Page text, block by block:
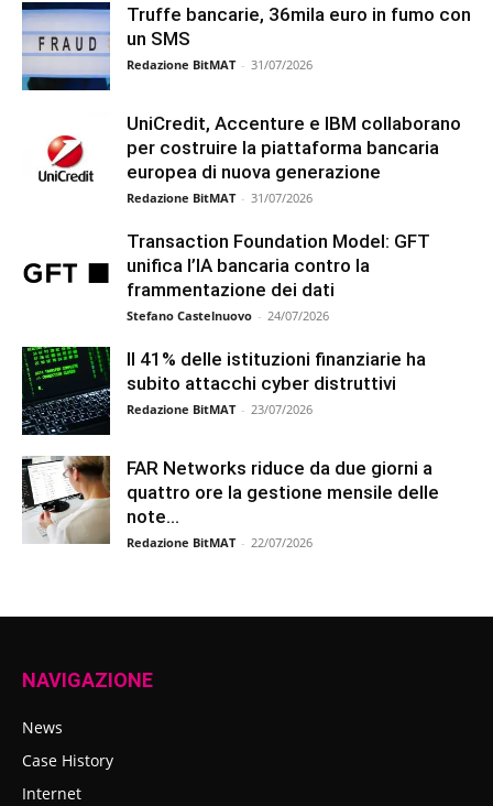
Truffe bancarie, 36mila euro in fumo con
un SMS
Redazione BitMAT - 31/07/2026
UniCredit, Accenture e IBM collaborano
per costruire la piattaforma bancaria
europea di nuova generazione
Redazione BitMAT - 31/07/2026
Transaction Foundation Model: GFT
unifica l’IA bancaria contro la
frammentazione dei dati
Stefano Castelnuovo - 24/07/2026
Il 41% delle istituzioni finanziarie ha
subito attacchi cyber distruttivi
Redazione BitMAT - 23/07/2026
FAR Networks riduce da due giorni a
quattro ore la gestione mensile delle
note...
Redazione BitMAT - 22/07/2026
NAVIGAZIONE
News
Case History
Internet